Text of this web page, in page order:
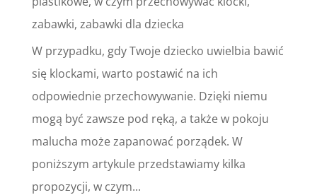
zabawki, zabawki dla dziecka
W przypadku, gdy Twoje dziecko uwielbia bawić
się klockami, warto postawić na ich
odpowiednie przechowywanie. Dzięki niemu
mogą być zawsze pod ręką, a także w pokoju
malucha może zapanować porządek. W
poniższym artykule przedstawiamy kilka
propozycji, w czym...